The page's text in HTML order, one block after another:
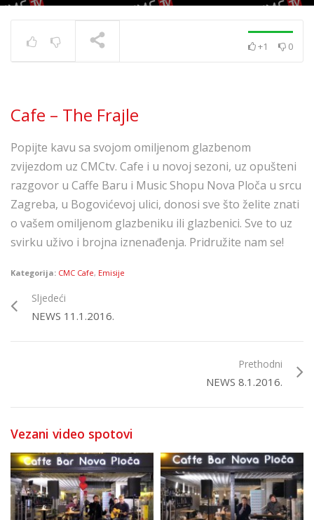
+1 0
Cafe – The Frajle
Popijte kavu sa svojom omiljenom glazbenom
zvijezdom uz CMCtv. Cafe i u novoj sezoni, uz opušteni
razgovor u Caffe Baru i Music Shopu Nova Ploča u srcu
Zagreba, u Bogovićevoj ulici, donosi sve što želite znati
o vašem omiljenom glazbeniku ili glazbenici. Sve to uz
svirku uživo i brojna iznenađenja. Pridružite nam se!
Kategorija: CMC Cafe, Emisije
Sljedeći
NEWS 11.1.2016.
Prethodni
NEWS 8.1.2016.
Vezani video spotovi